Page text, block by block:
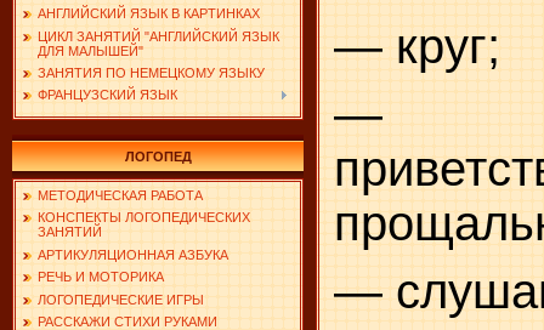
АНГЛИЙСКИЙ ЯЗЫК В КАРТИНКАХ
ЦИКЛ ЗАНЯТИЙ "АНГЛИЙСКИЙ ЯЗЫК
ДЛЯ МАЛЫШЕЙ"
ЗАНЯТИЯ ПО НЕМЕЦКОМУ ЯЗЫКУ
ФРАНЦУЗСКИЙ ЯЗЫК
ЛОГОПЕД
МЕТОДИЧЕСКАЯ РАБОТА
КОНСПЕКТЫ ЛОГОПЕДИЧЕСКИХ
ЗАНЯТИЙ
АРТИКУЛЯЦИОННАЯ АЗБУКА
РЕЧЬ И МОТОРИКА
ЛОГОПЕДИЧЕСКИЕ ИГРЫ
РАССКАЖИ СТИХИ РУКАМИ
— круг;
—
—